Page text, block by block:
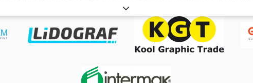
& mehanizam za ubacivanje papira: • 5 stanica za prikupljanje staze &